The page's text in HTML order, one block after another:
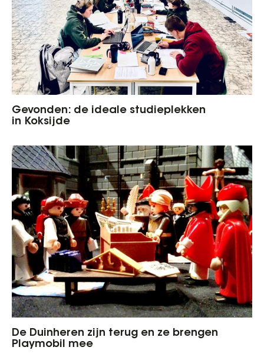
Gevonden: de ideale studieplekken
in Koksijde
De Duinheren zijn terug en ze brengen
Playmobil mee